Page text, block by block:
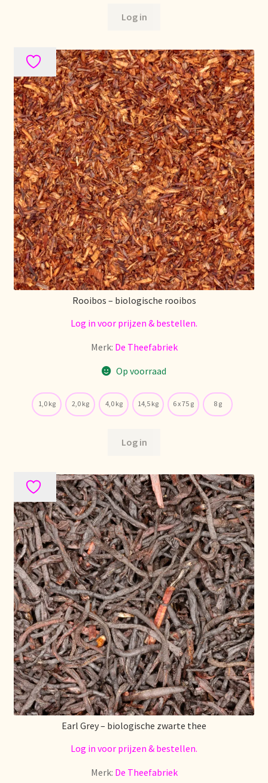
Preispolitik
Pricing policy
Prijsbeleid
Privacy statement
Privacyverklaring
Product range
Questions relatives aux stocks
Retouren en garantie
Retours et garantie
Rücksendungen und Garantie
Shipping and delivery
Sortiment
Stock matters
Surtido
Terms and Conditions
Über uns
Unsere Vision von Tee
Versand und Lieferung
Verzenden en bezorgen
Log in
Rooibos – biologische rooibos
Log in voor prijzen & bestellen.
Merk: De Theefabriek
Op voorraad
1,0 kg 2,0 kg 4,0 kg 14,5 kg 6 x 75 g 8 g
Log in
Earl Grey – biologische zwarte thee
Log in voor prijzen & bestellen.
Merk: De Theefabriek